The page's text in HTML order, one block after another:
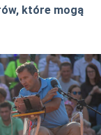
które mogą